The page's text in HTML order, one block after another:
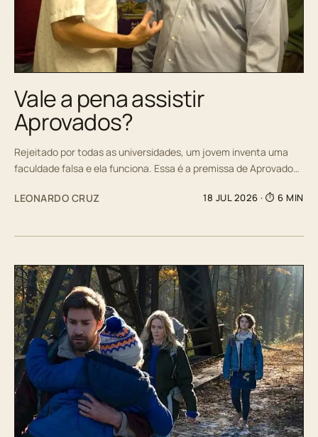
Vale a pena assistir
Aprovados?
Rejeitado por todas as universidades, um jovem inventa uma
faculdade falsa e ela funciona. Essa é a premissa de Aprovado…
LEONARDO CRUZ 18 JUL 2026 · ⏱ 6 MIN